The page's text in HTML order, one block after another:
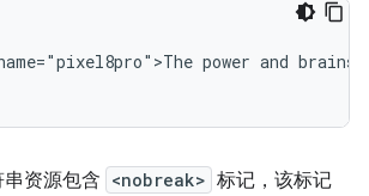
power and brains
资源包含 <nobreak> 标记，该标记